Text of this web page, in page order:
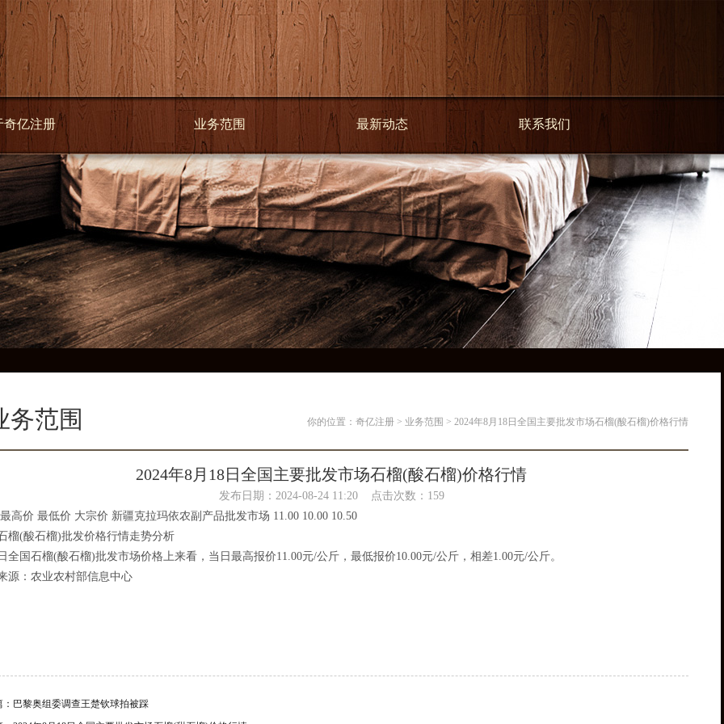
奇亿注册 业务范围 最新动态 联系我们
务范围 你的位置： 奇亿注册 > 业务范围 > 2024年8月18日全国主要批发市场石榴(酸石榴)价格行情
2024年8月18日全国主要批发市场石榴(酸石榴)价格行情
发布日期：2024-08-24 11:20 点击次数：159
高价 最低价 大宗价 新疆克拉玛依农副产品批发市场 11.00 10.00 10.50
榴(酸石榴)批发价格行情走势分析
全国石榴(酸石榴)批发市场价格上来看，当日最高报价11.00元/公斤，最低报价10.00元/公斤，相差1.00元/公斤。
源：农业农村部信息中心
巴黎奥组委调查王楚钦球拍被踩